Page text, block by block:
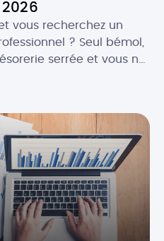
vous recherchez un
? Seul bémol,
serrée et vous ne
logiciel de facturation
vos besoins, il […]